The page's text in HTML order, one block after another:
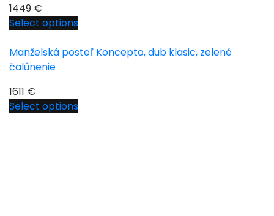
1449 €
Select options
Manželská posteľ Koncepto, dub klasic, zelené
čalúnenie
1611 €
Select options